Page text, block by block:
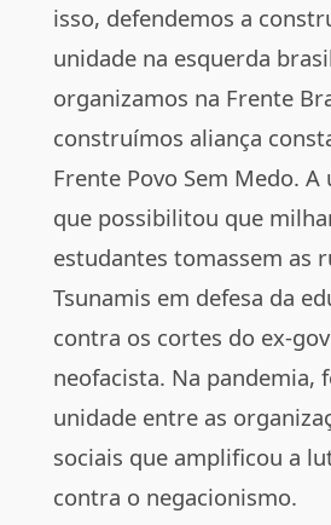
isso, defendemos a
unidade na esquerda
organizamos na Frente
construímos aliança
Frente Povo Sem Medo.
que possibilitou que
estudantes tomassem as
Tsunamis em defesa da
contra os cortes do ex-
neofacista. Na pandemia,
unidade entre as
sociais que amplificou a
contra o negacionismo.